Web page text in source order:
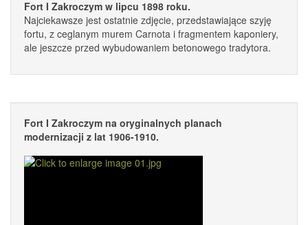
Fort I Zakroczym w lipcu 1898 roku.
Najciekawsze jest ostatnie zdjęcie, przedstawiające szyję
fortu, z ceglanym murem Carnota i fragmentem kaponiery,
ale jeszcze przed wybudowaniem betonowego tradytora.
Fort I Zakroczym na oryginalnych planach
modernizacji z lat 1906-1910.